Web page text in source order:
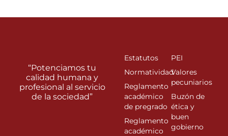
“Potenciamos tu
calidad humana y
profesional al servicio
de la sociedad”
Estatutos
Normatividad
Reglamento
académico
de pregrado
Reglamento
académico
PEI
Valores
pecuniarios
Buzón de
ética y
buen
gobierno